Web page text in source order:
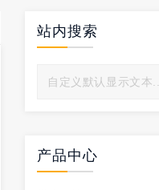
站内搜索
产品中心